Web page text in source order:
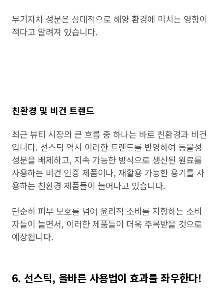
무기자차 성분은 상대적으로 해양 환경에 미치는 영향이
적다고 알려져 있습니다.
친환경 및 비건 트렌드
최근 뷰티 시장의 큰 흐름 중 하나는 바로 친환경과 비건
입니다. 선스틱 역시 이러한 트렌드를 반영하여 동물성
성분을 배제하고, 지속 가능한 방식으로 생산된 원료를
사용하는 비건 인증 제품이나, 재활용 가능한 용기를 사
용하는 친환경 제품들이 늘어나고 있습니다.
단순히 피부 보호를 넘어 윤리적 소비를 지향하는 소비
자들이 늘면서, 이러한 제품들이 더욱 주목받을 것으로
예상됩니다.
6. 선스틱, 올바른 사용법이 효과를 좌우한다!